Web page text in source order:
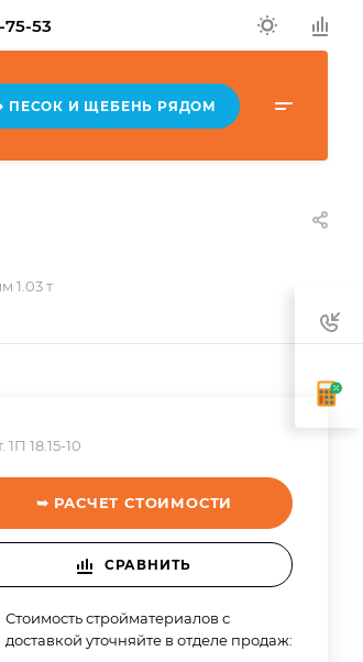
75-53
ПЕСОК И ЩЕБЕНЬ РЯДОМ
1.03 т
1П 18.15-10
➥ РАСЧЕТ СТОИМОСТИ
СРАВНИТЬ
Стоимость стройматериалов с
доставкой уточняйте в отделе продаж: